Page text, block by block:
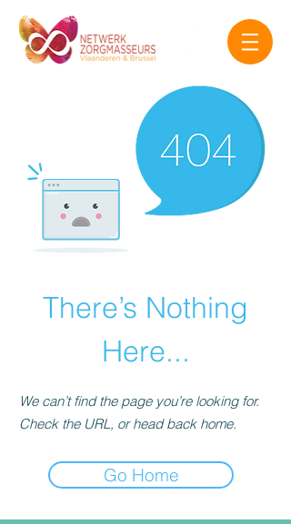
There’s Nothing
Here...
We can’t find the page you’re looking for.
Check the URL, or head back home.
Go Home